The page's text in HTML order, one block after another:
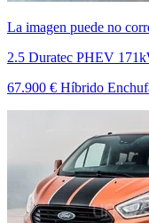
La imagen puede no
2.5 Duratec PHEV
67.900 € Híbrido